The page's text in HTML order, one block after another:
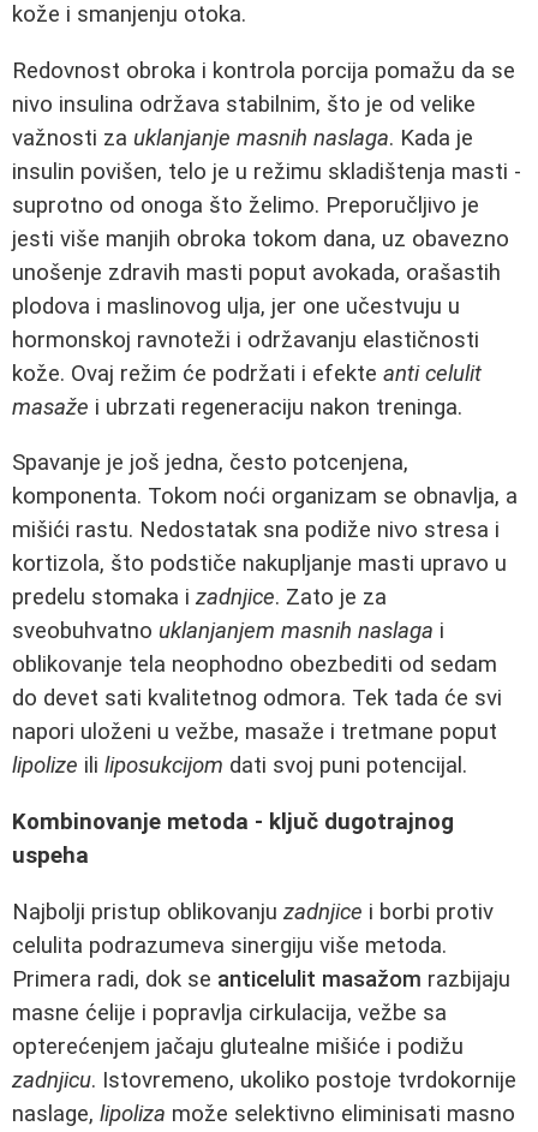
kože i smanjenju otoka.
Redovnost obroka i kontrola porcija pomažu da se
nivo insulina održava stabilnim, što je od velike
važnosti za uklanjanje masnih naslaga. Kada je
insulin povišen, telo je u režimu skladištenja masti -
suprotno od onoga što želimo. Preporučljivo je
jesti više manjih obroka tokom dana, uz obavezno
unošenje zdravih masti poput avokada, orašastih
plodova i maslinovog ulja, jer one učestvuju u
hormonskoj ravnoteži i održavanju elastičnosti
kože. Ovaj režim će podržati i efekte anti celulit
masaže i ubrzati regeneraciju nakon treninga.
Spavanje je još jedna, često potcenjena,
komponenta. Tokom noći organizam se obnavlja, a
mišići rastu. Nedostatak sna podiže nivo stresa i
kortizola, što podstiče nakupljanje masti upravo u
predelu stomaka i zadnjice. Zato je za
sveobuhvatno uklanjanjem masnih naslaga i
oblikovanje tela neophodno obezbediti od sedam
do devet sati kvalitetnog odmora. Tek tada će svi
napori uloženi u vežbe, masaže i tretmane poput
lipolize ili liposukcijom dati svoj puni potencijal.
Kombinovanje metoda - ključ dugotrajnog
uspeha
Najbolji pristup oblikovanju zadnjice i borbi protiv
celulita podrazumeva sinergiju više metoda.
Primera radi, dok se anticelulit masažom razbijaju
masne ćelije i popravlja cirkulacija, vežbe sa
opterećenjem jačaju glutealne mišiće i podižu
zadnjicu. Istovremeno, ukoliko postoje tvrdokornije
naslage, lipoliza može selektivno eliminisati masno